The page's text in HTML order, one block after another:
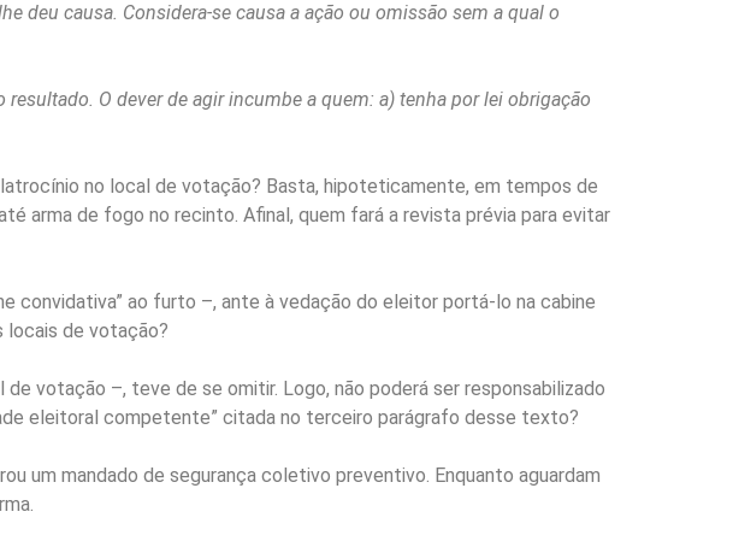
deu causa. Considera-se causa a ação ou omissão sem a qual o
O dever de agir incumbe a quem: a) tenha por lei obrigação
no local de votação? Basta, hipoteticamente, em tempos de
arma de fogo no recinto. Afinal, quem fará a revista prévia para evitar
convidativa” ao furto –, ante à vedação do eleitor portá-lo na cabine
locais de votação?
votação –, teve de se omitir. Logo, não poderá ser responsabilizado
eleitoral competente” citada no terceiro parágrafo desse texto?
um mandado de segurança coletivo preventivo. Enquanto aguardam